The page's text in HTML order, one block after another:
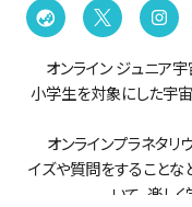
オンライン ジュニア宇
小学生を対象にした宇
オンラインプラネタリ
イズや質問をすることな
いて、楽し